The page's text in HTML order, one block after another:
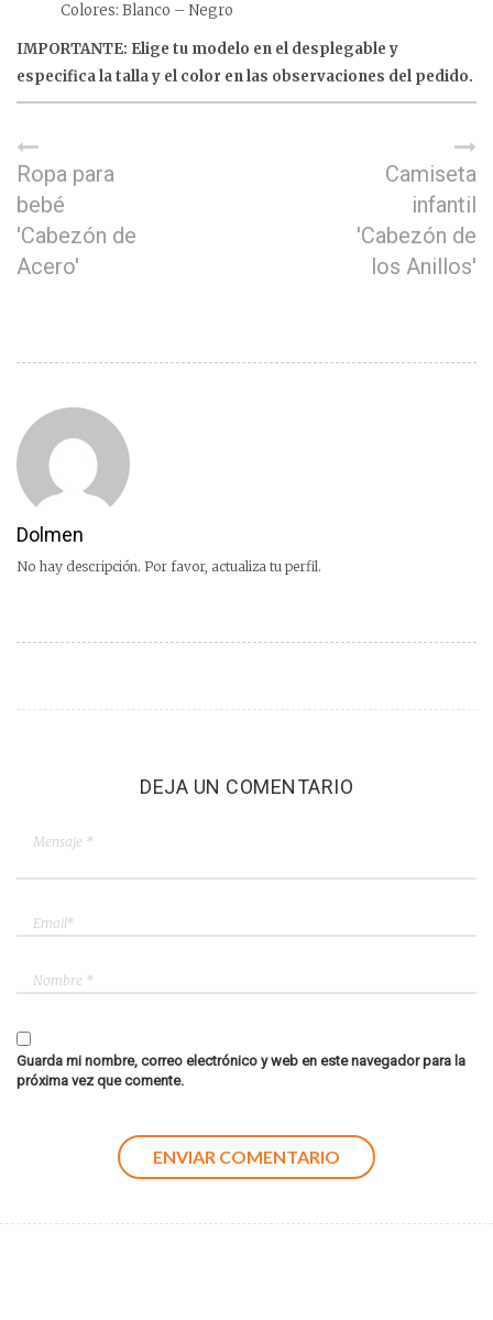
Colores: Blanco – Negro
IMPORTANTE: Elige tu modelo en el desplegable y
especifica la talla y el color en las observaciones del pedido.
Ropa para
bebé
'Cabezón de
Acero'
Camiseta
infantil
'Cabezón de
los Anillos'
Dolmen
No hay descripción. Por favor, actualiza tu perfil.
DEJA UN COMENTARIO
Guarda mi nombre, correo electrónico y web en este navegador para la
próxima vez que comente.